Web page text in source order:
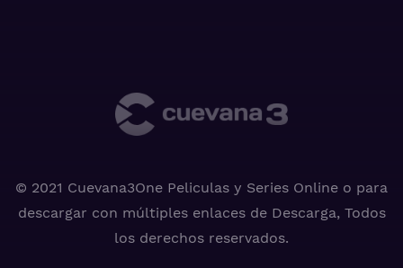
© 2021 Cuevana3One Peliculas y Series Online o para
descargar con múltiples enlaces de Descarga, Todos
los derechos reservados.